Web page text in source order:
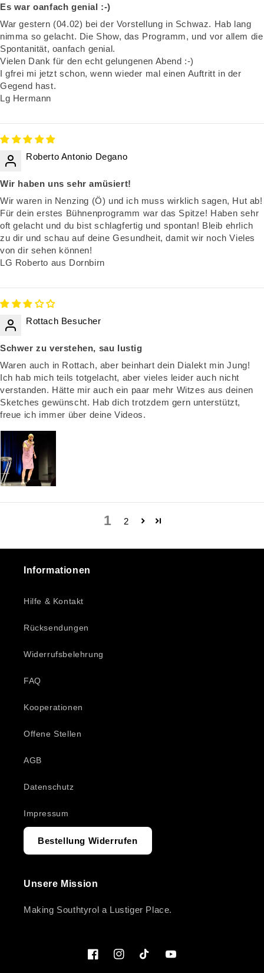
Es war oanfach genial :-)
War gestern (04.02) bei der Vorstellung in Schwaz. Hab lang
nimma so gelacht. Die Show, das Programm, und vor allem die
Spontanität, oanfach genial.
Vielen Dank für den echt gelungenen Abend :-)
I gfrei mi jetzt schon, wenn wieder mal einen Auftritt in der
Gegend hast.
Lg Hermann
Roberto Antonio Degano
Wir haben uns sehr amüsiert!
Wir waren in Nenzing (Ö) und ich muss wirklich sagen, Hut ab!
Für dein erstes Bühnenprogramm war das Spitze! Haben sehr
oft gelacht und du bist schlagfertig und spontan! Bleib ehrlich
zu dir und schau auf deine Gesundheit, damit wir noch Vieles
von dir sehen können!
LG Roberto aus Dornbirn
Rottach Besucher
Schwer zu verstehen, sau lustig
Waren auch in Rottach, aber beinhart dein Dialekt min Jung!
Ich hab mich teils totgelacht, aber vieles leider auch nicht
verstanden. Hätte mir auch ein paar mehr Witzes aus deinen
Sketches gewünscht. Hab dich trotzdem gern unterstützt,
freue ich immer über deine Videos.
1 2
Informationen
Hilfe & Kontakt
Rücksendungen
Widerrufsbelehrung
FAQ
Kooperationen
Offene Stellen
AGB
Datenschutz
Impressum
Bestellung Widerrufen
Unsere Mission
Making Southtyrol a Lustiger Place.